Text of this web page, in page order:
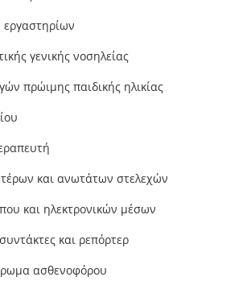
εργαστηρίων
γενικής νοσηλείας
πρώιμης παιδικής ηλικίας
και ανωτάτων στελεχών
και ηλεκτρονικών μέσων
και ρεπόρτερ
ασθενοφόρου